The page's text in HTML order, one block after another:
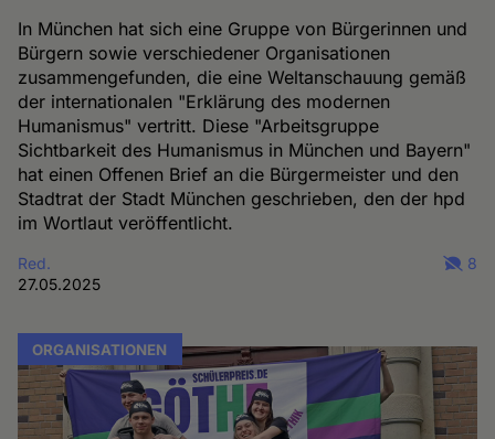
In München hat sich eine Gruppe von Bürgerinnen und
Bürgern sowie verschiedener Organisationen
zusammengefunden, die eine Weltanschauung gemäß
der internationalen "Erklärung des modernen
Humanismus" vertritt. Diese "Arbeitsgruppe
Sichtbarkeit des Humanismus in München und Bayern"
hat einen Offenen Brief an die Bürgermeister und den
Stadtrat der Stadt München geschrieben, den der hpd
im Wortlaut veröffentlicht.
Red.
27.05.2025
8
ORGANISATIONEN